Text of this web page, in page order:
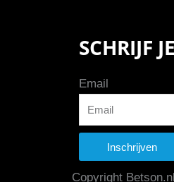
SCHRIJF
Email
Inschrijven
Copyright